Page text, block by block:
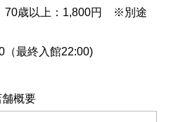
歳以上：1,800円 ※別途
（最終入館22:00)
舗概要